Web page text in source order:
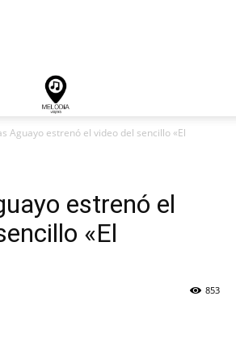
Aguayo estrenó el video del sencillo «El
estrenó el
«El
853